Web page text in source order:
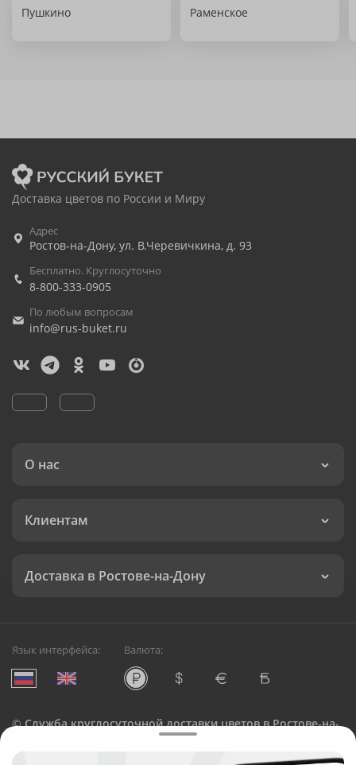
Пушкино Раменское
Доставка цветов по России и Миру
Адрес
Ростов-на-Дону, ул. В.Черевичкина, д. 93
Бесплатно. Круглосуточно
8-800-333-0905
По любым вопросам
info@rus-buket.ru
О нас
Клиентам
Доставка в Ростове-на-Дону
Язык интерфейса: Валюта:
©Служба круглосуточной доставки цветов в Ростове-на-
Русский Букет, 2026